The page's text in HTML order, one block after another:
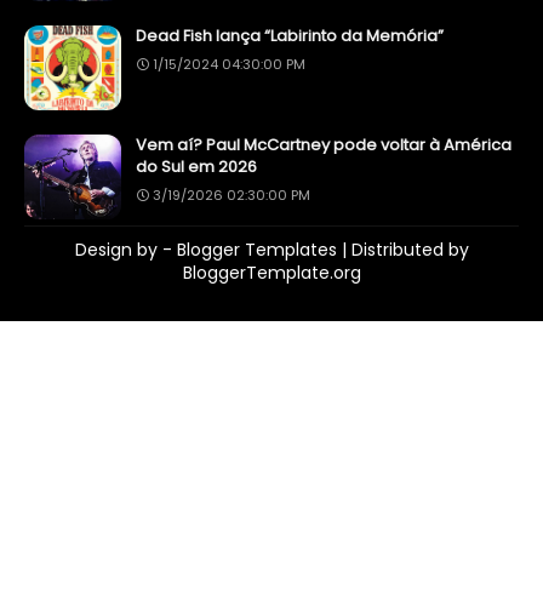
Dead Fish lança “Labirinto da Memória”
1/15/2024 04:30:00 PM
Vem aí? Paul McCartney pode voltar à América
do Sul em 2026
3/19/2026 02:30:00 PM
Design by - Blogger Templates | Distributed by
BloggerTemplate.org